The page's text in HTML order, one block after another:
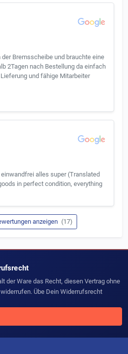
Bremsscheibe und brauchte eine
2Tagen nach Bestellung da einfach
und fähige Mitarbeiter
alles super (Translated
in perfect condition, everything
anzeigen (17)
der Ware das Recht, diesen Vertrag ohne
Übe Dein Widerrufsrecht